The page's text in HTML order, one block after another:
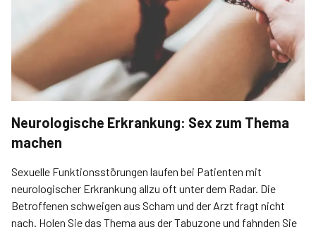
Neurologische Erkrankung: Sex zum Thema
machen
Sexuelle Funktionsstörungen laufen bei Patienten mit
neurologischer Erkrankung allzu oft unter dem Radar. Die
Betroffenen schweigen aus Scham und der Arzt fragt nicht
nach. Holen Sie das Thema aus der Tabuzone und fahnden Sie